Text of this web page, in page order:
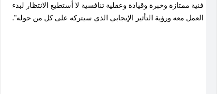
فنية ممتازة وخبرة وقيادة وعقلية تنافسية لا أستطيع الانتظار لبدء
العمل معه ورؤية التأثير الإيجابي الذي سيتركه على كل من حوله".